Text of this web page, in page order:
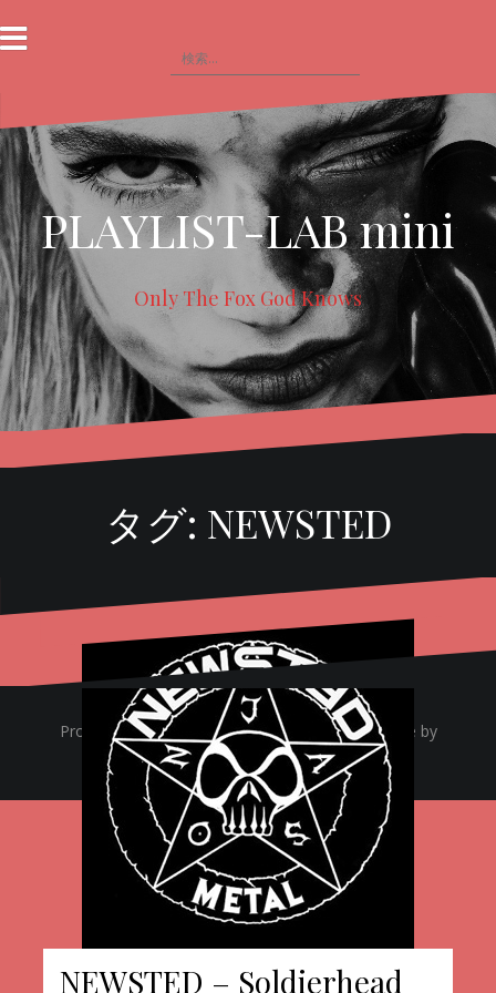
ン
へ
ス
キ
ッ
プ
検
索
PLAYLIST-LAB mini
Only The Fox God Knows
タグ: NEWSTED
NEWSTED – Soldierhead
Proudly powered by WordPress| Theme:Oblique by
Themeisle.